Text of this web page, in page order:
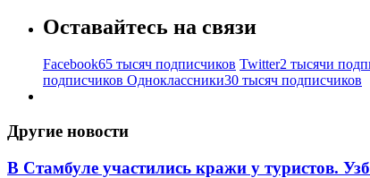
Оставайтесь на связи
Facebook65 тысяч подписчиков Twitter2 тысячи
подписчиков Одноклассники30 тысяч подписчиков
Другие новости
В Стамбуле участились кражи у туристов.